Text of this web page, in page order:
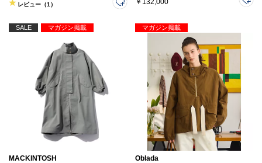
レビュー（1） ￥132,000
SALE マガジン掲載
MACKINTOSH
マガジン掲載
Oblada